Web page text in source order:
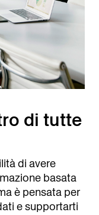
di tutte
di avere
basata
è pensata per
e supportarti